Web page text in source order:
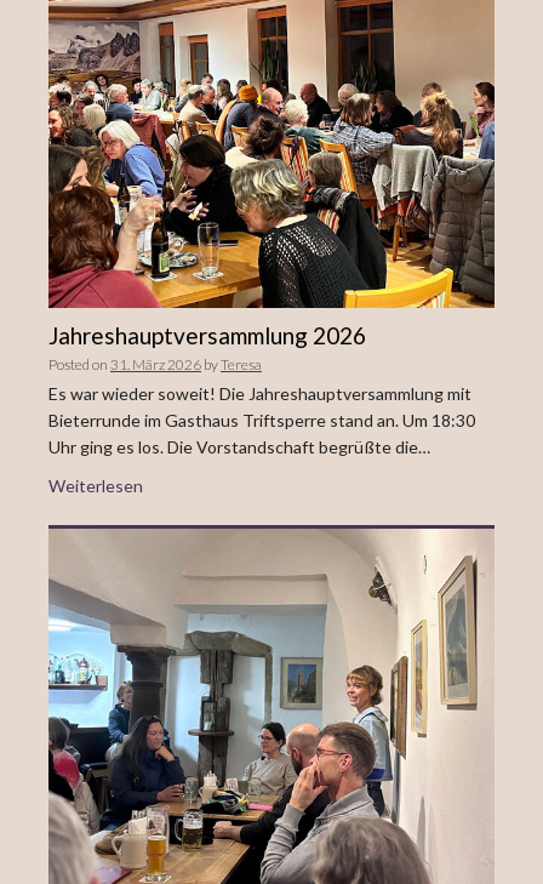
Jahreshauptversammlung 2026
Posted on 31. März 2026 byTeresa
Es war wieder soweit! Die Jahreshauptversammlung mit
Bieterrunde im Gasthaus Triftsperre stand an. Um 18:30
Uhr ging es los. Die Vorstandschaft begrüßte die…
Weiterlesen